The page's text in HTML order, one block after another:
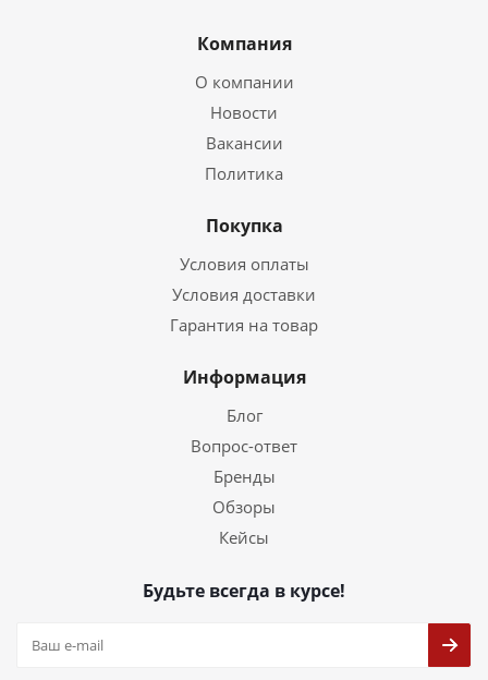
Компания
О компании
Новости
Вакансии
Политика
Покупка
Условия оплаты
Условия доставки
Гарантия на товар
Информация
Блог
Вопрос-ответ
Бренды
Обзоры
Кейсы
Будьте всегда в курсе!